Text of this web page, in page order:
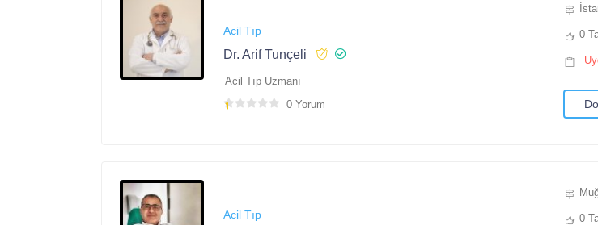
Acil Tıp
Dr. Arif Tunçeli
Acil Tıp Uzmanı
0 Yorum
0
Acil Tıp 0